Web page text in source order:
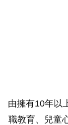
由擁有10年以
職教育、兒童